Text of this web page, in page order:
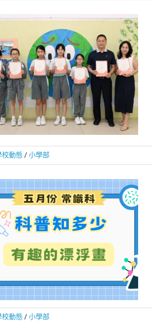
校動態 /小學部
校動態 /小學部